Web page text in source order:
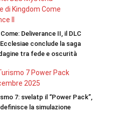
Deliverance II, il DLC
conclude la saga
tra fede e oscurità
7: svelatp il “Power Pack”,
la simulazione